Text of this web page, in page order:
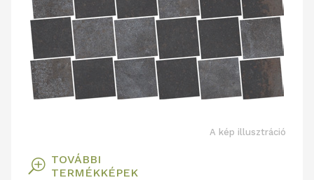
A kép illusztráció
T TOVÁBBI
TERMÉKKÉPEK